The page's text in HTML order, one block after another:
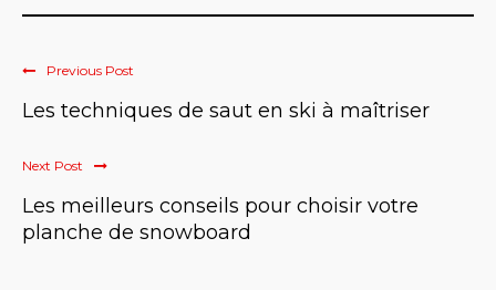
Previous Post
Les techniques de saut en ski à maîtriser
Next Post
Les meilleurs conseils pour choisir votre
planche de snowboard